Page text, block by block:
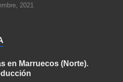
2021
en Marruecos (Norte).